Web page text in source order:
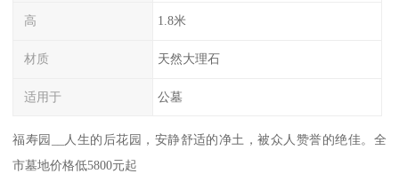
高 1.8米
材质 天然大理石
适用于 公墓
福寿园__人生的后花园，安静舒适的净土，被众人赞誉的绝佳。全
市墓地价格低5800元起